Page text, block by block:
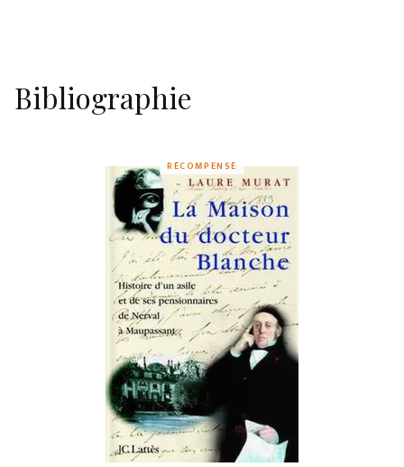
Bibliographie
RÉCOMPENSÉ